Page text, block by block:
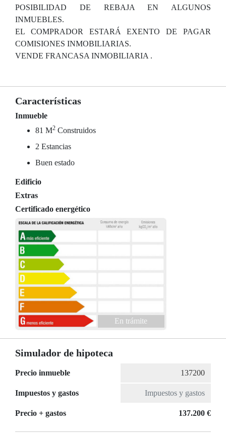
POSIBILIDAD DE REBAJA EN ALGUNOS
INMUEBLES.
EL COMPRADOR ESTARÁ EXENTO DE PAGAR
COMISIONES INMOBILIARIAS.
VENDE FRANCASA INMOBILIARIA .
Características
Inmueble
81 M2 Construidos
2 Estancias
Buen estado
Edificio
Extras
Certificado energético
En trámite
Simulador de hipoteca
Precio inmueble
Impuestos y gastos
Precio + gastos 137.200 €